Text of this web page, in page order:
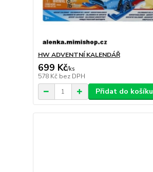
HW ADVENTNÍ KALENDÁŘ
699 Kč/ks
578 Kč bez DPH
Přidat do košíku